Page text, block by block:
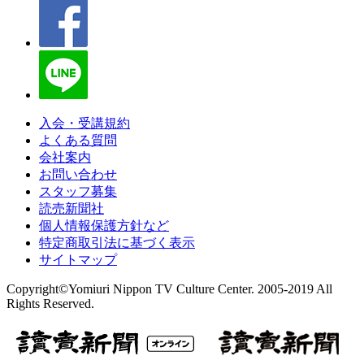
入会・受講規約
よくある質問
会社案内
お問い合わせ
スタッフ募集
読売新聞社
個人情報保護方針など
特定商取引法に基づく表示
サイトマップ
Copyright©Yomiuri Nippon TV Culture Center. 2005-2019 All
Rights Reserved.